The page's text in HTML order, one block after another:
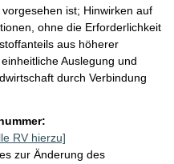
ist; Hinwirken auf
ohne die Erforderlichkeit
aus höherer
Auslegung und
durch Verbindung
RV hierzu]
zur Änderung des